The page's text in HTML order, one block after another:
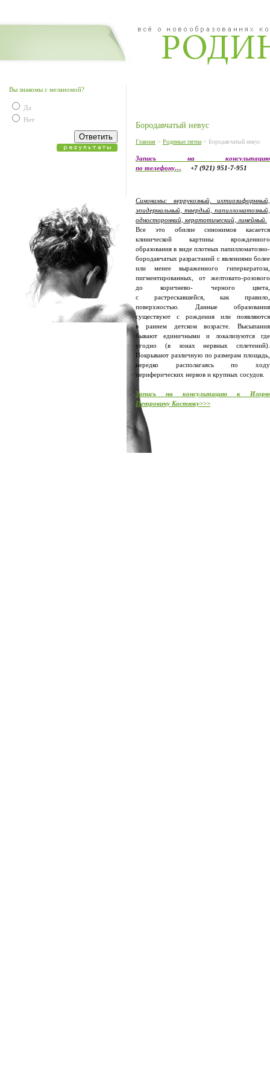
Вы знакомы с меланомой?
Да
Нет
Бородавчатый невус
Главная > Родимые пятна > Бородавчатый невус
Запись на консультацию
по телефону…
+7 (921) 951-7-951
Синонимы: веррукозный, ихтиозиформный,
эпидермальный, твердый, папилломатозный,
односторонний, кератотический, линейный.
Все это обилие синонимов касается
клинической картины врожденного
образования в виде плотных папилломатозно-
бородавчатых разрастаний с явлениями более
или менее выраженного гиперкератоза,
пигментированных, от желтовато-розового
до коричнево- черного цвета,
с растрескавшейся, как правило,
поверхностью. Данные образования
существуют с рождения или появляются
в раннем детском возрасте. Высыпания
бывают единичными и локализуются где
угодно (в зонах нервных сплетений).
Покрывают различную по размерам площадь,
нередко располагаясь по ходу
периферических нервов и крупных сосудов.
Запись на консультацию к Игорю
Петровичу Костюку>>>